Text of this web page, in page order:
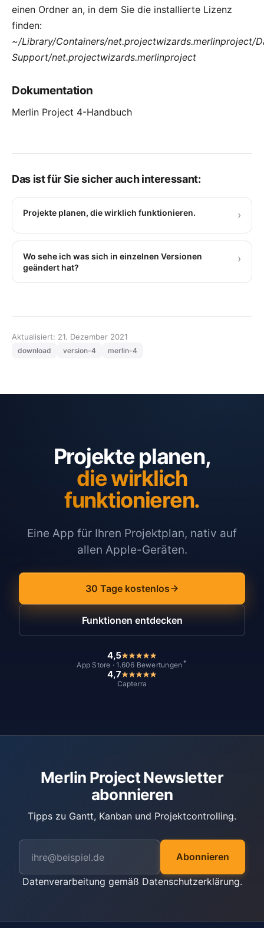
einen Ordner an, in dem Sie die installierte Lizenz
finden:
~/Library/Containers/net.projectwizards.merlinproject/
Support/net.projectwizards.merlinproject
Dokumentation
Merlin Project 4-Handbuch
Das ist für Sie sicher auch interessant:
Projekte planen, die wirklich funktionieren. ›
Wo sehe ich was sich in einzelnen Versionen
geändert hat?
›
Aktualisiert: 21. Dezember 2021
download version-4 merlin-4
Projekte planen,
die wirklich
funktionieren.
Eine App für Ihren Projektplan, nativ auf
allen Apple-Geräten.
30 Tage kostenlos
Funktionen entdecken
4,5
App Store · 1.606 Bewertungen *
4,7
Capterra
Merlin Project Newsletter
abonnieren
Tipps zu Gantt, Kanban und Projektcontrolling.
Abonnieren
Datenverarbeitung gemäß Datenschutzerklärung.